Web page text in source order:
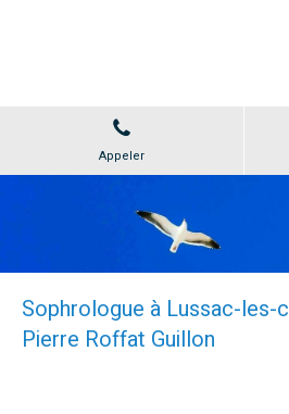
Appeler
Sophrologue à Lussac-les-
Pierre Roffat Guillon